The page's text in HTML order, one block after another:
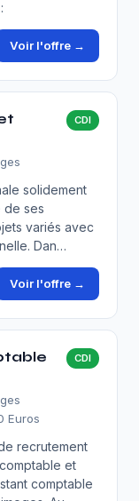
Voir l'offre →
CDI
solidement
de ses
variés avec
Dan…
Voir l'offre →
CDI
Euros
recrutement
et
comptable